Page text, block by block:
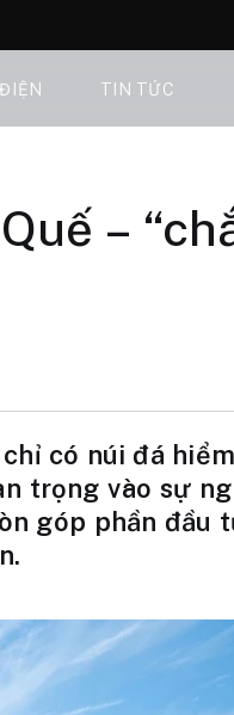
TIN TỨC
–
có núi đá
trọng vào sự
góp phần đầu